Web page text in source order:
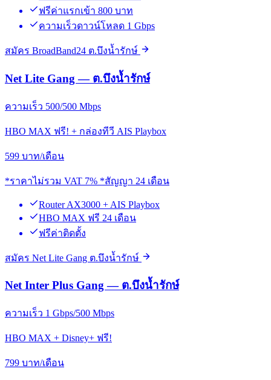
ฟรีค่าแรกเข้า 800 บาท
ความเร็วดาวน์โหลด 1 Gbps
สมัคร BroadBand24 ต.บึงน้ำรักษ์
Net Lite Gang — ต.บึงน้ำรักษ์
ความเร็ว 500/500 Mbps
HBO MAX ฟรี! + กล่องทีวี AIS Playbox
599 บาท/เดือน
*ราคาไม่รวม VAT 7% *สัญญา 24 เดือน
Router AX3000 + AIS Playbox
HBO MAX ฟรี 24 เดือน
ฟรีค่าติดตั้ง
สมัคร Net Lite Gang ต.บึงน้ำรักษ์
Net Inter Plus Gang — ต.บึงน้ำรักษ์
ความเร็ว 1 Gbps/500 Mbps
HBO MAX + Disney+ ฟรี!
799 บาท/เดือน